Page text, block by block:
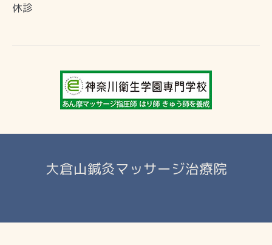
休診
大倉山鍼灸マッサージ治療院